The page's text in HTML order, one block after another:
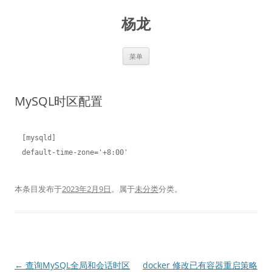
杨龙
菜单
MySQL时区配置
[mysqld]
本条目发布于2023年2月9日。属于未分类分类。
文
← 查询MySQL全局和会话时区 docker 修改已有容器重启策略